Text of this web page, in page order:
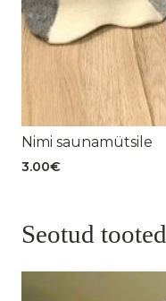
Nimi saunamütsile
3.00€
Seotud tooted